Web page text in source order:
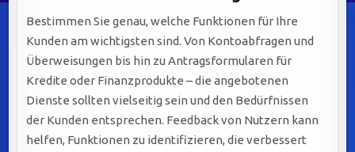
Bestimmen Sie genau, welche Funktionen für Ihre
Kunden am wichtigsten sind. Von Kontoabfragen und
Überweisungen bis hin zu Antragsformularen für
Kredite oder Finanzprodukte – die angebotenen
Dienste sollten vielseitig sein und den Bedürfnissen
der Kunden entsprechen. Feedback von Nutzern kann
helfen, Funktionen zu identifizieren, die verbessert